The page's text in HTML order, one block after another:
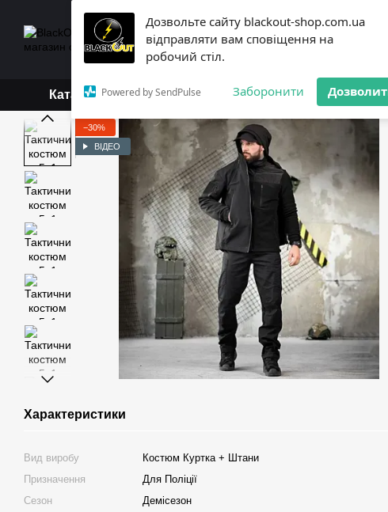
Дозвольте сайту blackout-shop.com.ua
відправляти вам сповіщення на
робочий стіл.
Powered by SendPulse Заборонити
Перейти до основного контенту
+38 (068) 119-18-19,+38
Каталог
Каталог
−30%
ВІДЕО
Характеристики
Вид виробу
Костюм Куртка + Штани
Призначення
Для Поліції
Сезон
Демісезон